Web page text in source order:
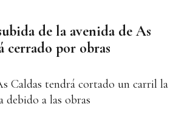
de la avenida de As
cerrado por obras
Caldas tendrá cortado un carril la
debido a las obras